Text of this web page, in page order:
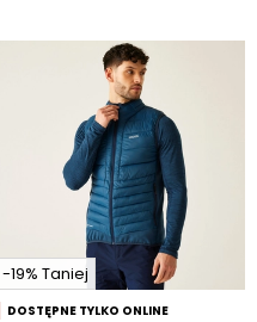
-19% Taniej
DOSTĘPNE TYLKO ONLINE